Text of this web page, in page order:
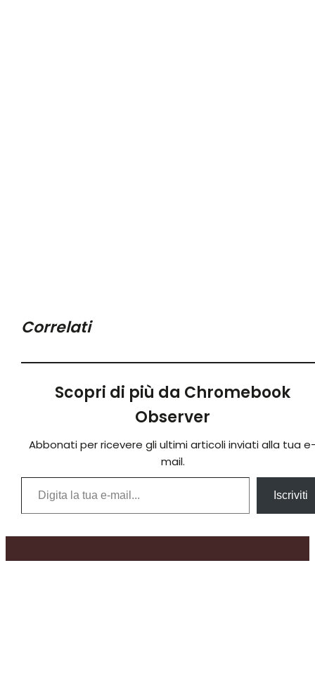
Correlati
Scopri di più da Chromebook
Observer
Abbonati per ricevere gli ultimi articoli inviati alla tua
mail.
Digita la tua e-mail...
Iscriviti